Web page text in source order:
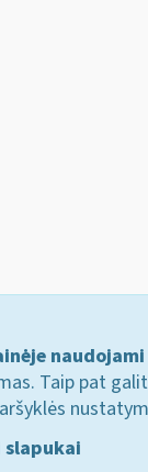
Taip pat